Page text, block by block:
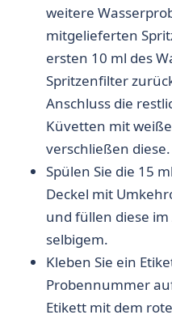
weitere
mitgelieferten
ersten 10 ml des
Spritzenfilter
Anschluss die
Küvetten mit
verschließen diese.
Spülen Sie die 15
Deckel mit
und füllen diese
selbigem.
Kleben Sie ein
Probennummer
Etikett mit dem